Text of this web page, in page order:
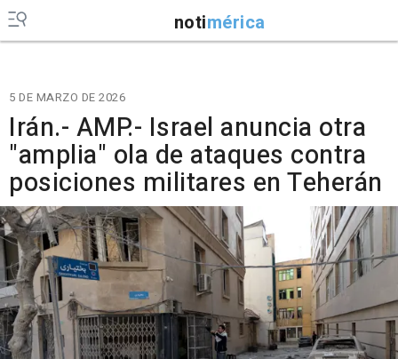
notimérica
5 DE MARZO DE 2026
Irán.- AMP.- Israel anuncia otra
"amplia" ola de ataques contra
posiciones militares en Teherán